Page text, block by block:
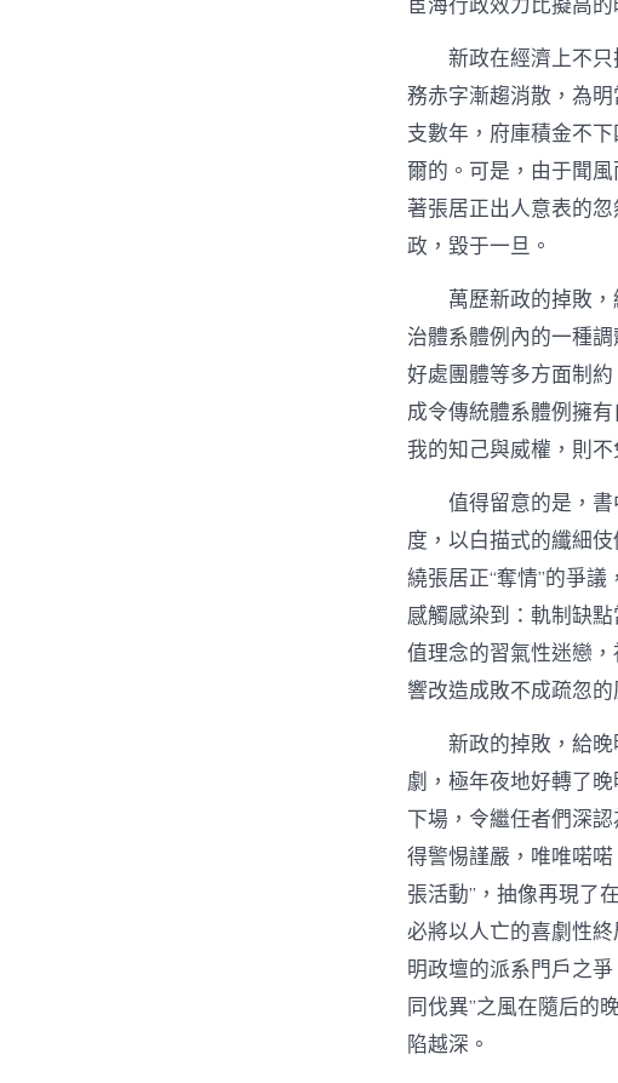
新政在經濟上不
務赤字漸趨消散，為
支數年，府庫積金不
爾的。可是，由于聞
著張居正出人意表的
政，毀于一旦。
萬歷新政的掉敗
治體系體例內的一種
好處團體等多方面制
成令傳統體系體例擁
我的知己與威權，則
值得留意的是，
度，以白描式的纖細
繞張居正“奪情”的爭
感觸感染到：軌制缺
值理念的習氣性迷戀
響改造成敗不成疏忽的
新政的掉敗，給
劇，極年夜地好轉了
下場，令繼任者們深
得警惕謹嚴，唯唯喏
張活動”，抽像再現了
必將以人亡的喜劇性
明政壇的派系門戶之
同伐異”之風在隨后的
陷越深。